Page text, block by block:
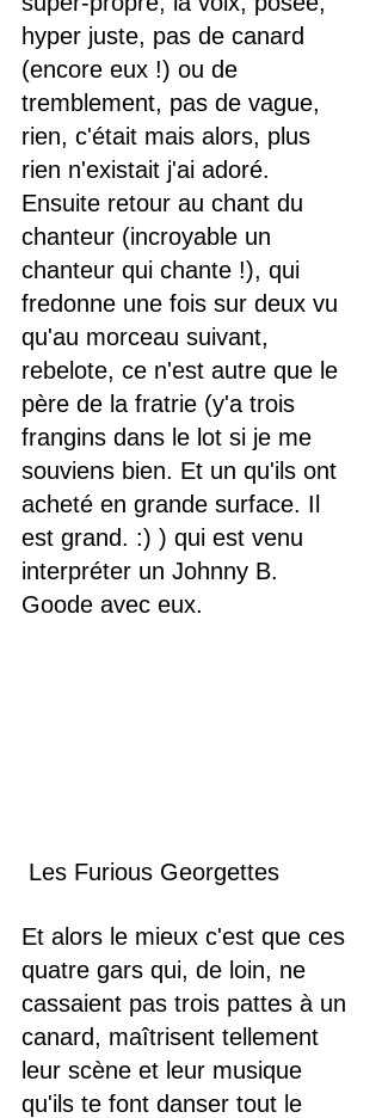
hyper juste, pas de canard
(encore eux !) ou de
tremblement, pas de vague,
rien, c'était mais alors, plus
rien n'existait j'ai adoré.
Ensuite retour au chant du
chanteur (incroyable un
chanteur qui chante !), qui
fredonne une fois sur deux vu
qu'au morceau suivant,
rebelote, ce n'est autre que le
père de la fratrie (y'a trois
frangins dans le lot si je me
souviens bien. Et un qu'ils ont
acheté en grande surface. Il
est grand. :) ) qui est venu
interpréter un Johnny B.
Goode avec eux.
Les Furious Georgettes
Et alors le mieux c'est que ces
quatre gars qui, de loin, ne
cassaient pas trois pattes à un
canard, maîtrisent tellement
leur scène et leur musique
qu'ils te font danser tout le